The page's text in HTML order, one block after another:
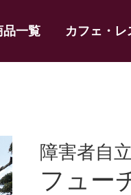
品一覧 カフェ・
障害者自
フュー